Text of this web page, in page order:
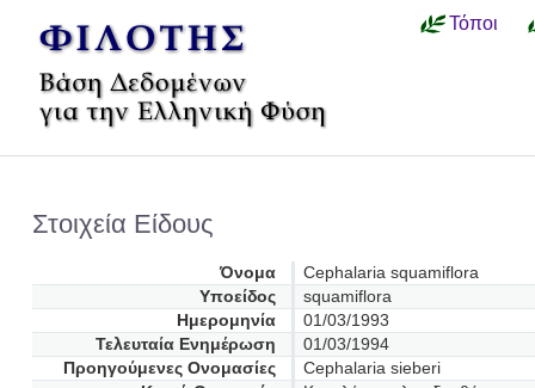
Τόποι
Στοιχεία Είδους
Όνομα
Cephalaria squamiflora
Υποείδος
squamiflora
Ημερομηνία
01/03/1993
Τελευταία Ενημέρωση
01/03/1994
Προηγούμενες Oνομασίες
Cephalaria sieberi